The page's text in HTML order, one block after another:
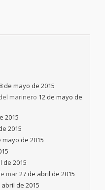
de mayo de 2015
marinero 12 de mayo de
2015
2015
mayo de 2015
de 2015
mar27 de abril de 2015
de 2015